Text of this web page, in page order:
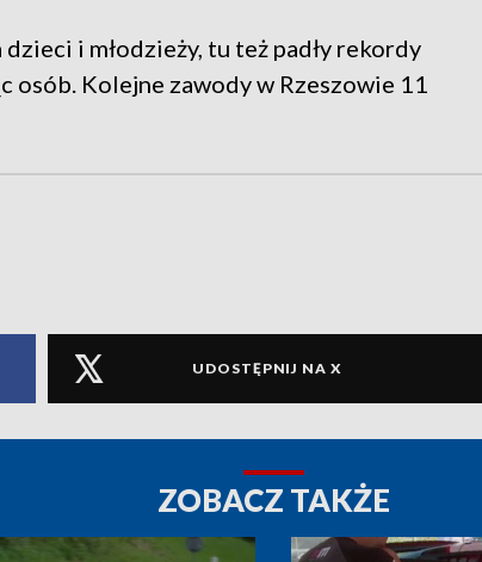
i młodzieży, tu też padły rekordy
Kolejne zawody w Rzeszowie 11
UDOSTĘPNIJ NA X
ZOBACZ TAKŻE